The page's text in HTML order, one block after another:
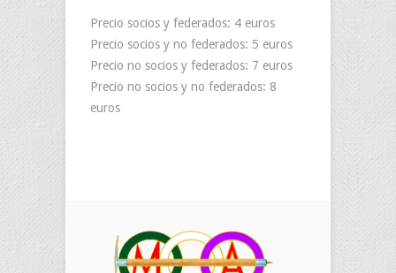
Precio socios y federados: 4 euros
Precio socios y no federados: 5 euros
Precio no socios y federados: 7 euros
Precio no socios y no federados: 8
euros